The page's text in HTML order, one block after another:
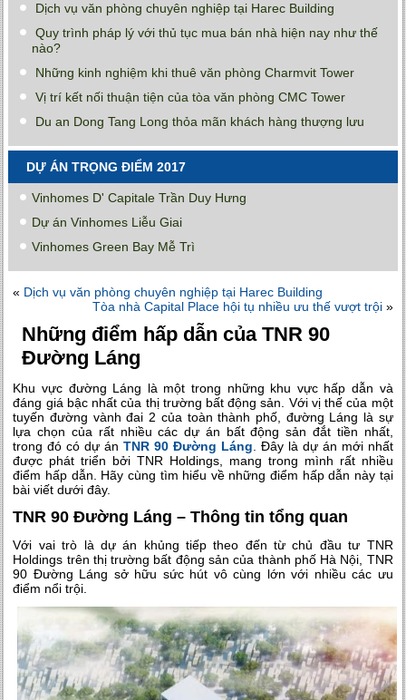
Dịch vụ văn phòng chuyên nghiệp tại Harec Building
Quy trình pháp lý với thủ tục mua bán nhà hiện nay như thế
nào?
Những kinh nghiệm khi thuê văn phòng Charmvit Tower
Vị trí kết nối thuận tiện của tòa văn phòng CMC Tower
Du an Dong Tang Long thỏa mãn khách hàng thượng lưu
DỰ ÁN TRỌNG ĐIỂM 2017
Vinhomes D' Capitale Trần Duy Hưng
Dự án Vinhomes Liễu Giai
Vinhomes Green Bay Mễ Trì
« Dịch vụ văn phòng chuyên nghiệp tại Harec Building
Tòa nhà Capital Place hội tụ nhiều ưu thế vượt trội»
Những điểm hấp dẫn của TNR 90
Đường Láng
Khu vực đường Láng là một trong những khu vực hấp dẫn và
đáng giá bậc nhất của thị trường bất động sản. Với vị thế của một
tuyến đường vành đai 2 của toàn thành phố, đường Láng là sự
lựa chọn của rất nhiều các dự án bất động sản đắt tiền nhất,
trong đó có dự ánTNR 90 Đường Láng. Đây là dự án mới nhất
được phát triển bởi TNR Holdings, mang trong mình rất nhiều
điểm hấp dẫn. Hãy cùng tìm hiểu về những điểm hấp dẫn này tại
bài viết dưới đây.
TNR 90 Đường Láng – Thông tin tổng quan
Với vai trò là dự án khủng tiếp theo đến từ chủ đầu tư TNR
Holdings trên thị trường bất động sản của thành phố Hà Nội, TNR
90 Đường Láng sở hữu sức hút vô cùng lớn với nhiều các ưu
điểm nổi trội.